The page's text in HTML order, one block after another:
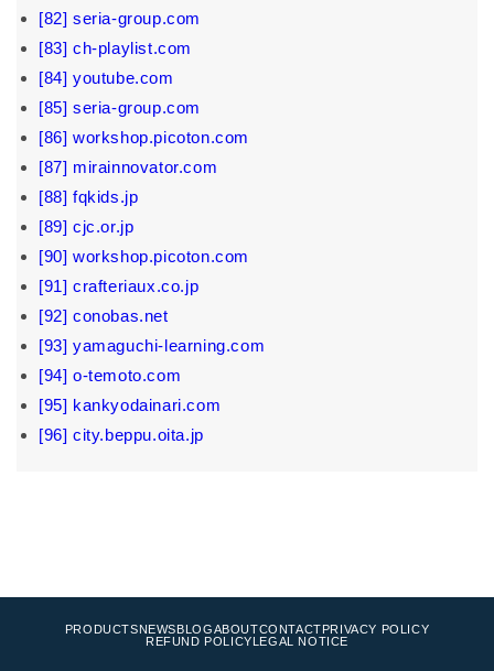
[82] seria-group.com
[83] ch-playlist.com
[84] youtube.com
[85] seria-group.com
[86] workshop.picoton.com
[87] mirainnovator.com
[88] fqkids.jp
[89] cjc.or.jp
[90] workshop.picoton.com
[91] crafteriaux.co.jp
[92] conobas.net
[93] yamaguchi-learning.com
[94] o-temoto.com
[95] kankyodainari.com
[96] city.beppu.oita.jp
PRODUCTSNEWS BLOGABOUTCONTACT PRIVACY POLICY
REFUND POLICY LEGAL NOTICE